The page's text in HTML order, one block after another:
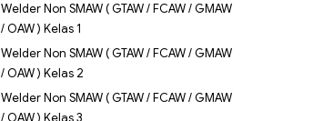
Welder Non SMAW ( GTAW / FCAW / GMAW
/ OAW ) Kelas 1
Welder Non SMAW ( GTAW / FCAW / GMAW
/ OAW ) Kelas 2
Welder Non SMAW ( GTAW / FCAW / GMAW